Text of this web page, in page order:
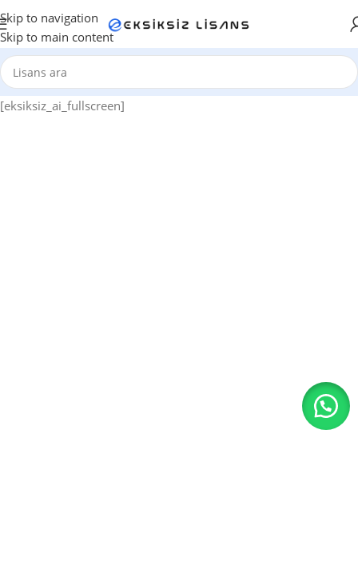
Skip to navigation
Skip to main content
[eksiksiz_ai_fullscreen]